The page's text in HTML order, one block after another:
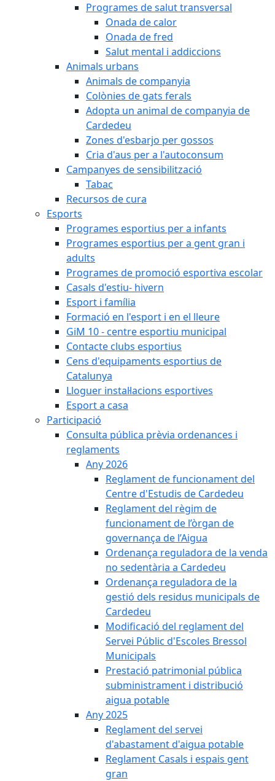
Programes de salut transversal
Onada de calor
Onada de fred
Salut mental i addiccions
Animals urbans
Animals de companyia
Colònies de gats ferals
Adopta un animal de companyia de
Cardedeu
Zones d'esbarjo per gossos
Cria d'aus per a l'autoconsum
Campanyes de sensibilització
Tabac
Recursos de cura
Esports
Programes esportius per a infants
Programes esportius per a gent gran i
adults
Programes de promoció esportiva escolar
Casals d'estiu- hivern
Esport i família
Formació en l'esport i en el lleure
GiM 10 - centre esportiu municipal
Contacte clubs esportius
Cens d'equipaments esportius de
Catalunya
Lloguer instal·lacions esportives
Esport a casa
Participació
Consulta pública prèvia ordenances i
reglaments
Any 2026
Reglament de funcionament del
Centre d'Estudis de Cardedeu
Reglament del règim de
funcionament de l’òrgan de
governança de l’Aigua
Ordenança reguladora de la venda
no sedentària a Cardedeu
Ordenança reguladora de la
gestió dels residus municipals de
Cardedeu
Modificació del reglament del
Servei Públic d'Escoles Bressol
Municipals
Prestació patrimonial pública
subministrament i distribució
aigua potable
Any 2025
Reglament del servei
d'abastament d'aigua potable
Reglament Casals i espais gent
gran